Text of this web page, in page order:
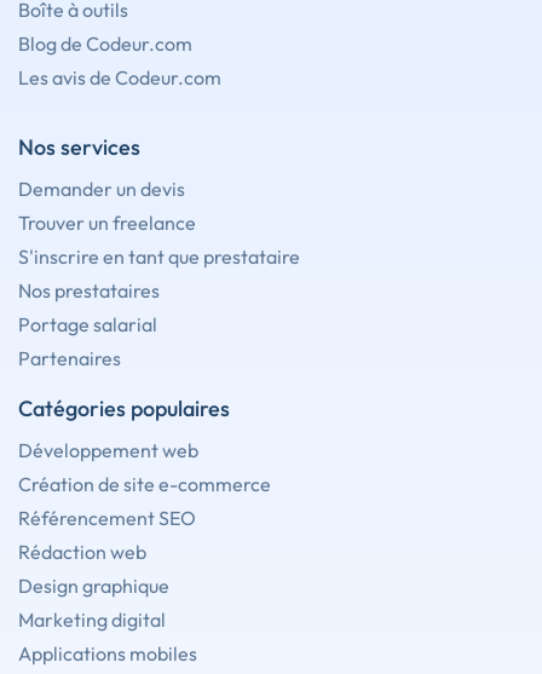
Boîte à outils
Blog de Codeur.com
Les avis de Codeur.com
Nos services
Demander un devis
Trouver un freelance
S'inscrire en tant que prestataire
Nos prestataires
Portage salarial
Partenaires
Catégories populaires
Développement web
Création de site e-commerce
Référencement SEO
Rédaction web
Design graphique
Marketing digital
Applications mobiles